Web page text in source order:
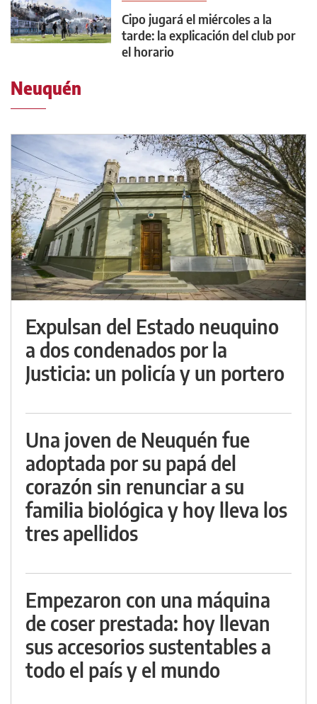
Cipo jugará el miércoles a la
tarde: la explicación del club por
el horario
Neuquén
Expulsan del Estado neuquino
a dos condenados por la
Justicia: un policía y un portero
Una joven de Neuquén fue
adoptada por su papá del
corazón sin renunciar a su
familia biológica y hoy lleva los
tres apellidos
Empezaron con una máquina
de coser prestada: hoy llevan
sus accesorios sustentables a
todo el país y el mundo